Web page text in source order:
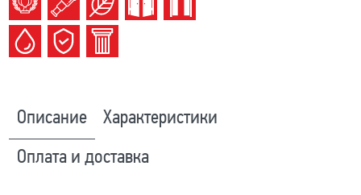
Описание Характеристики
Оплата и доставка